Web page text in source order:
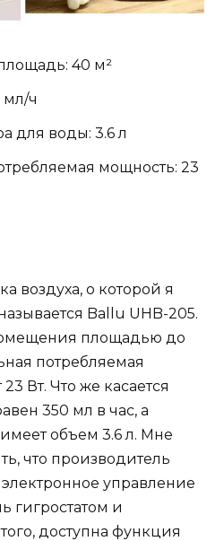
40 м²
мл/ч
для воды: 3.6 л
мощность: 23
воздуха, о которой я
Ballu UHB-205.
площадью до
потребляемая
Вт. Что же касается
350 мл в час, а
объем 3.6 л. Мне
что производитель
управление
гигростатом и
доступна функция